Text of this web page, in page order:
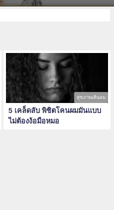
สุขภาพเส้นผม
5 เคล็ดลับ พิชิตโคนผมมันแบบ
ไม่ต้องง้อมือหมอ